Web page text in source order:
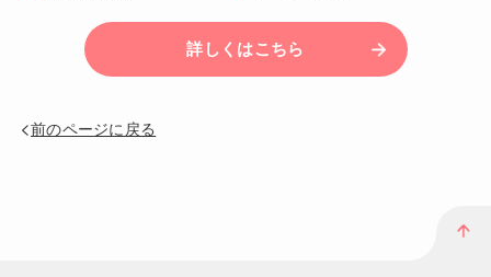
詳しくはこちら
前のページに戻る